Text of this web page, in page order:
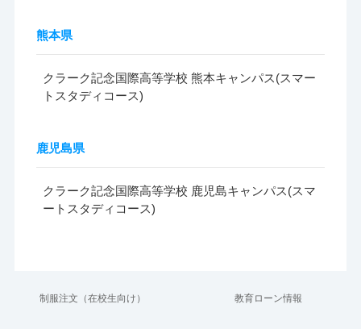
熊本県
クラーク記念国際高等学校 熊本キャンパス(スマー
トスタディコース)
鹿児島県
クラーク記念国際高等学校 鹿児島キャンパス(スマ
ートスタディコース)
制服注文（在校生向け） 教育ローン情報